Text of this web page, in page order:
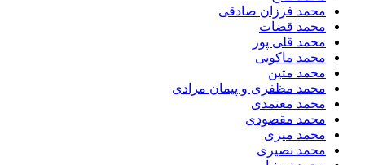
محمد فرزان صادقی
محمد قضات
محمد قلی پور
محمد ماکویی
محمد متین
محمد مظفری و پیمان مرادی
محمد معتمدی
محمد مقصودی
محمد میری
محمد نصیری